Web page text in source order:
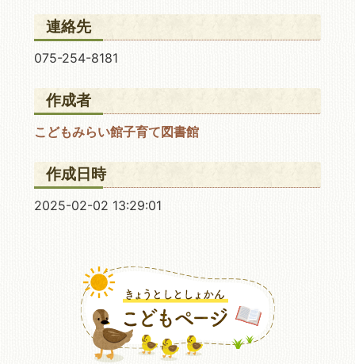
連絡先
075-254-8181
作成者
こどもみらい館子育て図書館
作成日時
2025-02-02 13:29:01